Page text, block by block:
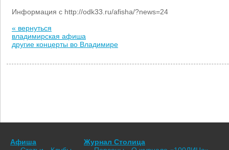
Информация с http://odk33.ru/afisha/?news=24
« вернуться
владимирская афиша
другие концерты во Владимире
Афиша
Журнал Столица